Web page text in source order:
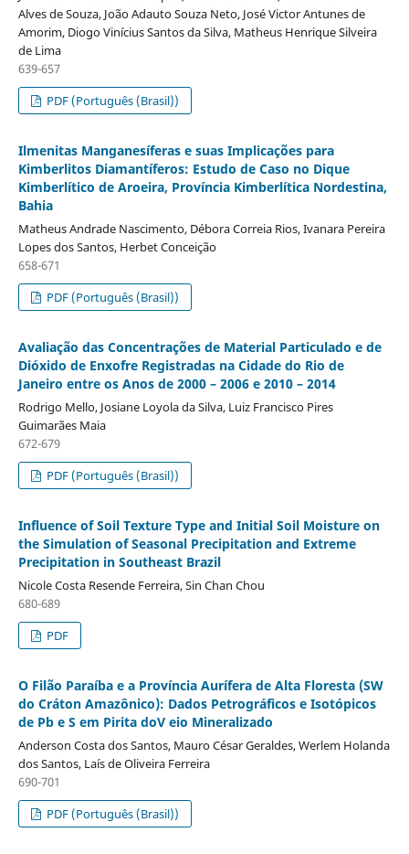
Alves de Souza, João Adauto Souza Neto, José Victor Antunes de
Amorim, Diogo Vinícius Santos da Silva, Matheus Henrique Silveira
de Lima
639-657
PDF (Português (Brasil))
Ilmenitas Manganesíferas e suas Implicações para
Kimberlitos Diamantíferos: Estudo de Caso no Dique
Kimberlítico de Aroeira, Província Kimberlítica Nordestina,
Bahia
Matheus Andrade Nascimento, Débora Correia Rios, Ivanara Pereira
Lopes dos Santos, Herbet Conceição
658-671
PDF (Português (Brasil))
Avaliação das Concentrações de Material Particulado e de
Dióxido de Enxofre Registradas na Cidade do Rio de
Janeiro entre os Anos de 2000 – 2006 e 2010 – 2014
Rodrigo Mello, Josiane Loyola da Silva, Luiz Francisco Pires
Guimarães Maia
672-679
PDF (Português (Brasil))
Influence of Soil Texture Type and Initial Soil Moisture on
the Simulation of Seasonal Precipitation and Extreme
Precipitation in Southeast Brazil
Nicole Costa Resende Ferreira, Sin Chan Chou
680-689
PDF
O Filão Paraíba e a Província Aurífera de Alta Floresta (SW
do Cráton Amazônico): Dados Petrográficos e Isotópicos
de Pb e S em Pirita doV eio Mineralizado
Anderson Costa dos Santos, Mauro César Geraldes, Werlem Holanda
dos Santos, Laís de Oliveira Ferreira
690-701
PDF (Português (Brasil))